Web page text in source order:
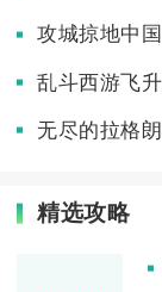
攻城掠地中
乱斗西游飞
无尽的拉格
精选攻略